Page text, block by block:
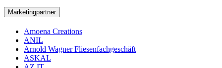
Marketingpartner
Amoena Creations
ANIL
Arnold Wagner Fliesenfachgeschäft
ASKAL